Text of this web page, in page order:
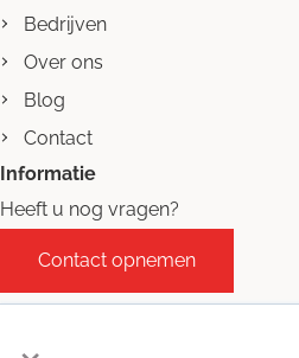
Bedrijven
Over ons
Blog
Contact
Informatie
Heeft u nog vragen?
Contact opnemen